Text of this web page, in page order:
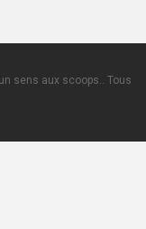
sens aux scoops.. Tous